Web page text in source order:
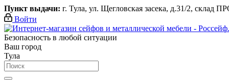
Пункт выдачи: г. Тула, ул. Щегловская засека, д.31/2, склад
Войти
Безопасность в любой ситуации
Ваш город
Тула